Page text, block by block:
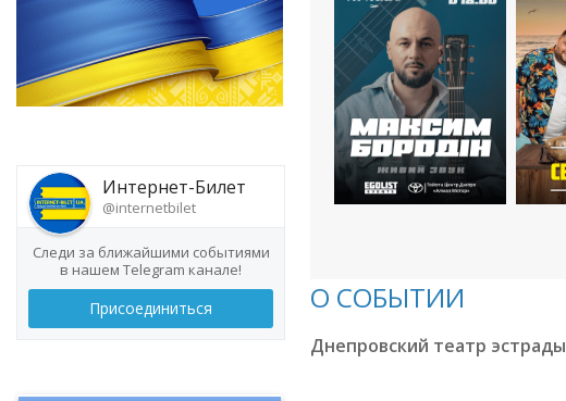
Интернет-Билет
@internetbilet
Следи за ближайшими событиями
в нашем Telegram канале!
Присоединиться О СОБЫТИИ
Днепровский театр